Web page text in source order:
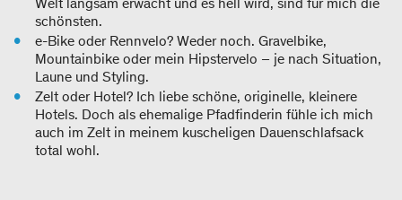
schönsten.
e-Bike oder Rennvelo? Weder noch. Gravelbike,
Mountainbike oder mein Hipstervelo – je nach Situation,
Laune und Styling.
Zelt oder Hotel? Ich liebe schöne, originelle, kleinere
Hotels. Doch als ehemalige Pfadfinderin fühle ich mich
auch im Zelt in meinem kuscheligen Dauenschlafsack
total wohl.